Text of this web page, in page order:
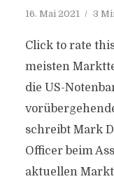
16. Mai 2021 3
Click to rate
meisten
die US-
schreibt Mark
Officer beim
aktuellen